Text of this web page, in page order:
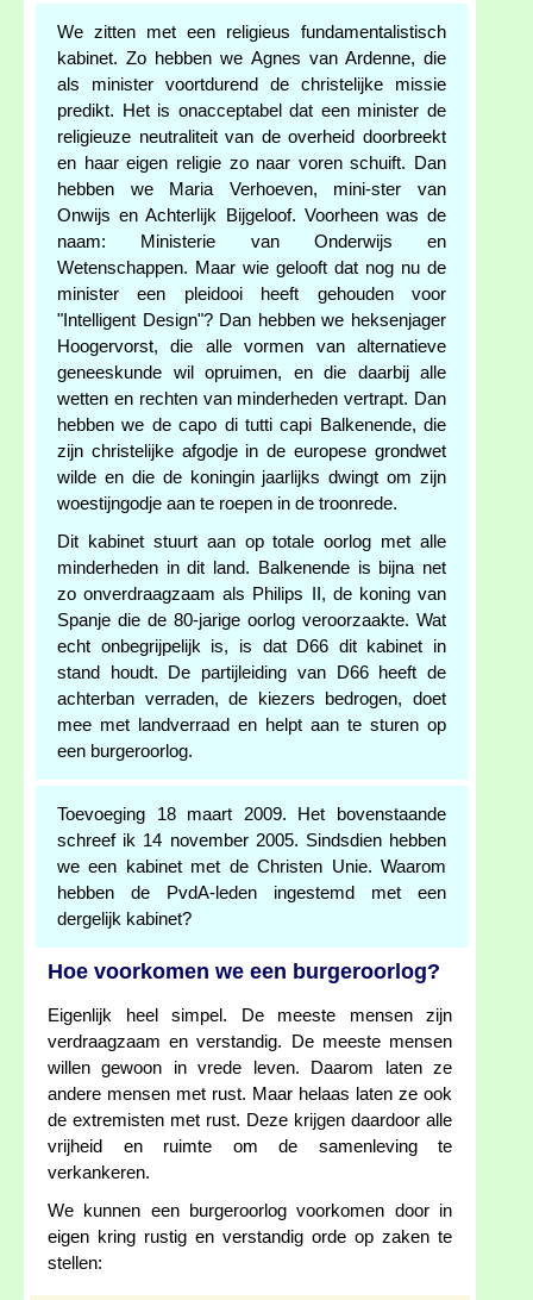
We zitten met een religieus fundamentalistisch
kabinet. Zo hebben we Agnes van Ardenne, die
als minister voortdurend de christelijke missie
predikt. Het is onacceptabel dat een minister de
religieuze neutraliteit van de overheid doorbreekt
en haar eigen religie zo naar voren schuift. Dan
hebben we Maria Verhoeven, mini-ster van
Onwijs en Achterlijk Bijgeloof. Voorheen was de
naam: Ministerie van Onderwijs en
Wetenschappen. Maar wie gelooft dat nog nu de
minister een pleidooi heeft gehouden voor
"Intelligent Design"? Dan hebben we heksenjager
Hoogervorst, die alle vormen van alternatieve
geneeskunde wil opruimen, en die daarbij alle
wetten en rechten van minderheden vertrapt. Dan
hebben we de capo di tutti capi Balkenende, die
zijn christelijke afgodje in de europese grondwet
wilde en die de koningin jaarlijks dwingt om zijn
woestijngodje aan te roepen in de troonrede.
Dit kabinet stuurt aan op totale oorlog met alle
minderheden in dit land. Balkenende is bijna net
zo onverdraagzaam als Philips II, de koning van
Spanje die de 80-jarige oorlog veroorzaakte. Wat
echt onbegrijpelijk is, is dat D66 dit kabinet in
stand houdt. De partijleiding van D66 heeft de
achterban verraden, de kiezers bedrogen, doet
mee met landverraad en helpt aan te sturen op
een burgeroorlog.
Toevoeging 18 maart 2009. Het bovenstaande
schreef ik 14 november 2005. Sindsdien hebben
we een kabinet met de Christen Unie. Waarom
hebben de PvdA-leden ingestemd met een
dergelijk kabinet?
Hoe voorkomen we een burgeroorlog?
Eigenlijk heel simpel. De meeste mensen zijn
verdraagzaam en verstandig. De meeste mensen
willen gewoon in vrede leven. Daarom laten ze
andere mensen met rust. Maar helaas laten ze ook
de extremisten met rust. Deze krijgen daardoor alle
vrijheid en ruimte om de samenleving te
verkankeren.
We kunnen een burgeroorlog voorkomen door in
eigen kring rustig en verstandig orde op zaken te
stellen: